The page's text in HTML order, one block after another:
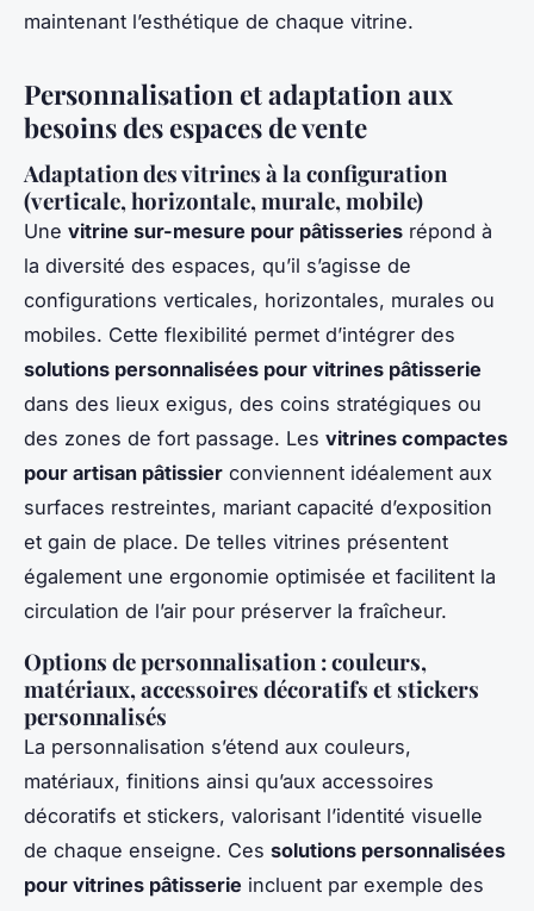
maintenant l’esthétique de chaque vitrine.
Personnalisation et adaptation aux
besoins des espaces de vente
Adaptation des vitrines à la configuration
(verticale, horizontale, murale, mobile)
Une vitrine sur-mesure pour pâtisseries répond à
la diversité des espaces, qu’il s’agisse de
configurations verticales, horizontales, murales ou
mobiles. Cette flexibilité permet d’intégrer des
solutions personnalisées pour vitrines pâtisserie
dans des lieux exigus, des coins stratégiques ou
des zones de fort passage. Les vitrines compactes
pour artisan pâtissier conviennent idéalement aux
surfaces restreintes, mariant capacité d’exposition
et gain de place. De telles vitrines présentent
également une ergonomie optimisée et facilitent la
circulation de l’air pour préserver la fraîcheur.
Options de personnalisation : couleurs,
matériaux, accessoires décoratifs et stickers
personnalisés
La personnalisation s’étend aux couleurs,
matériaux, finitions ainsi qu’aux accessoires
décoratifs et stickers, valorisant l’identité visuelle
de chaque enseigne. Ces solutions personnalisées
pour vitrines pâtisserie incluent par exemple des